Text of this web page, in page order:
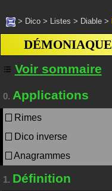
> Dico > Listes > Diable >
DÉMONIAQUE
Voir sommaire
0. Applications
Rimes
Dico inverse
Anagrammes
1. Définition